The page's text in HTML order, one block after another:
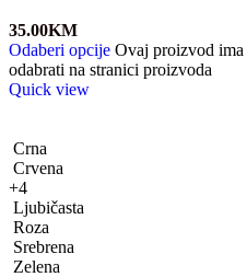
35.00KM
Odaberi opcije Ovaj proizvod
odabrati na stranici proizvoda
Quick view
Crna
Crvena
+4
Ljubičasta
Roza
Srebrena
Zelena